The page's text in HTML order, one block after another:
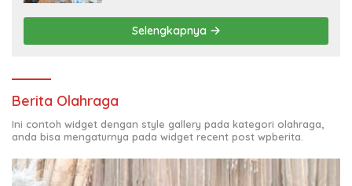
Selengkapnya
Berita Olahraga
Ini contoh widget dengan style gallery pada kategori olahraga,
anda bisa mengaturnya pada widget recent post wpberita.